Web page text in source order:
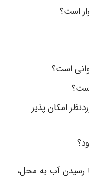
است؟
است؟
امکان پذیر
رسیدن آب به محل،